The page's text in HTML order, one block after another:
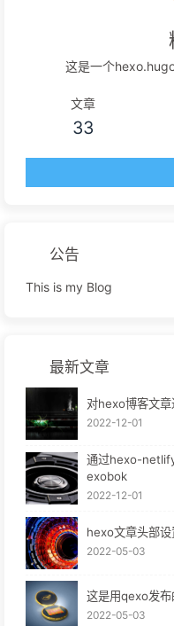
这是一个
文章
33
公告
This is my Blog
最新文章
对hexo博客文
2022-12-01
通过hexo-
exobok
2022-12-01
hexo文章头部设
2022-05-03
这是用qexo发布
2022-05-03